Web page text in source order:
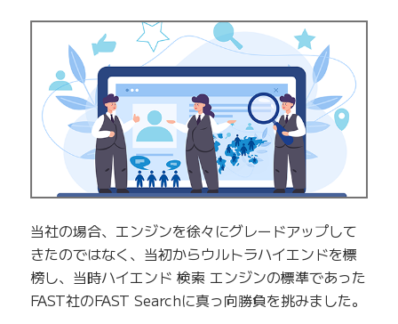
当社の場合、エンジンを徐々にグレードアップして
きたのではなく、当初からウルトラハイエンドを標
榜し、当時ハイエンド 検索 エンジンの標準であった
FAST社のFAST Searchに真っ向勝負を挑みました。